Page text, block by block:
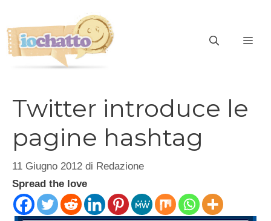
contenuto
Twitter introduce le
pagine hashtag
11 Giugno 2012 di Redazione
Spread the love